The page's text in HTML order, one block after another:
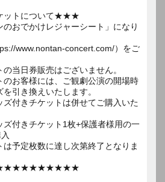
ットについて★★★
おでかけレジャーシート」になり
www.nontan-concert.com/）をご
当日券販売はございません。
お客様には、ご観劇公演の開場時
引き換えいたします。
付きチケットは併せてご購入いた
付きチケット1枚+保護者様用の一
予定枚数に達し次第終了となりま